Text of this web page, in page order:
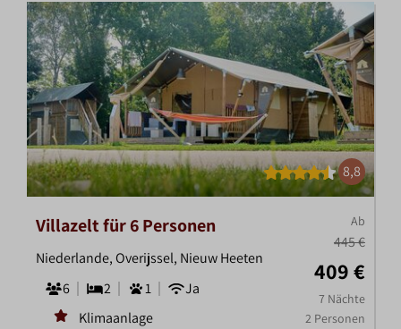
8,8
Ab
445 €
409 €
7 Nächte
2 Personen
Villazelt für 6 Personen
Niederlande, Overijssel, Nieuw Heeten
6
2 1
Ja
Klimaanlage